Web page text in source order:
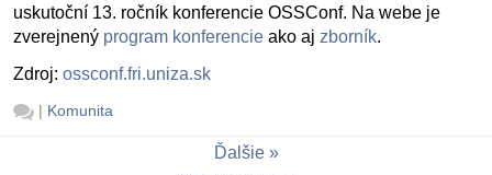
uskutoční 13. ročník konferencie OSSConf. Na webe je
zverejnený program konferencie ako aj zborník.
Zdroj: ossconf.fri.uniza.sk
| Komunita
Ďalšie